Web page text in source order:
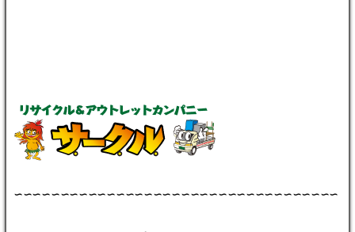
∽∽∽∽∽∽∽∽∽∽∽∽∽∽∽∽∽∽∽∽∽∽∽∽∽∽∽∽∽∽∽∽∽∽∽